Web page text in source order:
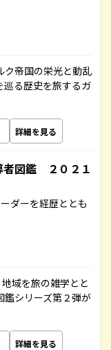
ク帝国の栄光と動乱
巡る歴史を旅するガ
詳細を見る
図鑑 ２０２１
ダーを経歴ととも
域を旅の雑学とと
鑑シリーズ第２弾が
詳細を見る